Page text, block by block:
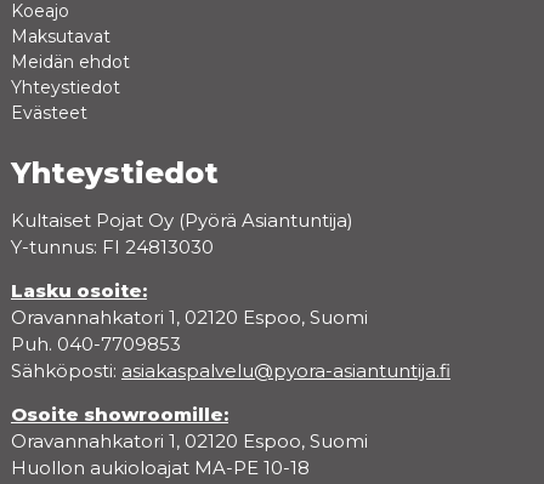
Koeajo
Maksutavat
Meidän ehdot
Yhteystiedot
Evästeet
Yhteystiedot
Kultaiset Pojat Oy (Pyörä Asiantuntija)
Y-tunnus: FI 24813030
Lasku osoite:
Oravannahkatori 1, 02120 Espoo, Suomi
Puh. 040-7709853
Sähköposti: asiakaspalvelu@pyora-asiantuntija.fi
Osoite showroomille:
Oravannahkatori 1, 02120 Espoo, Suomi
Huollon aukioloajat MA-PE 10-18